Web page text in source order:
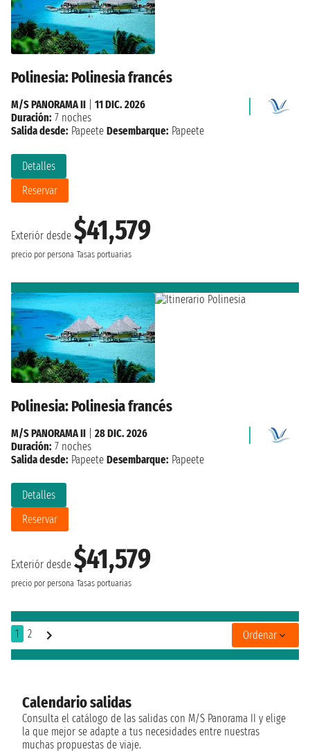
Polinesia: Polinesia francés
Exteriór desde $41,579
precio por persona Tasas portuarias
Detalles
Reservar
M/S PANORAMA II
11 DIC. 2026
Duración: 7 noches
Salida desde: Papeete Desembarque: Papeete
Polinesia: Polinesia francés
Exteriór desde $41,579
precio por persona Tasas portuarias
Detalles
Reservar
M/S PANORAMA II
28 DIC. 2026
Duración: 7 noches
Salida desde: Papeete Desembarque: Papeete
1 2 Ordenar
Calendario salidas
Consulta el catálogo de las salidas con M/S Panorama II y elige
la que mejor se adapte a tus necesidades entre nuestras
muchas propuestas de viaje.